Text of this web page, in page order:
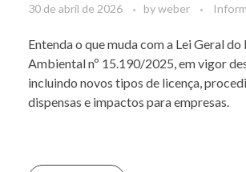
30 de abril de 2026 byweber
Entenda o que muda com a Lei Geral
Ambiental nº 15.190/2025, em vigor
incluindo novos tipos de licença,
dispensas e impactos para empresas.